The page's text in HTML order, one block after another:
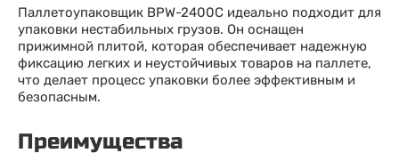
Паллетоупаковщик BPW-2400C идеально подходит для
упаковки нестабильных грузов. Он оснащен
прижимной плитой, которая обеспечивает надежную
фиксацию легких и неустойчивых товаров на паллете,
что делает процесс упаковки более эффективным и
безопасным.
Преимущества